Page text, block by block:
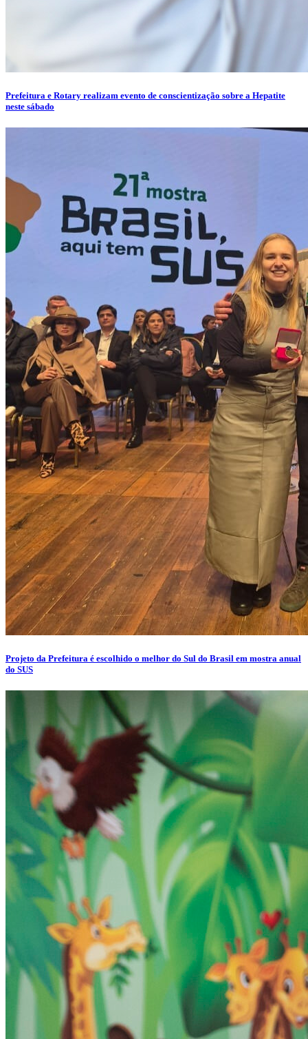
Prefeitura e Rotary realizam evento de conscientização sobre a Hepatite
neste sábado
Projeto da Prefeitura é escolhido o melhor do Sul do Brasil em mostra anual
do SUS